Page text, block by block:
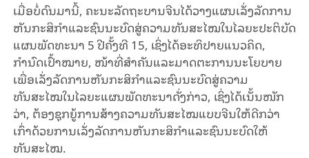
ເມື່ອບໍ່ດົນມານີ້, ຄະນະລັດຖະບານຈີນໄດ້ວາງແຜນເລັ່ງລັດການ
ຫັນກະສິກຳແລະຊົນນະບົດສູ່ຄວາມທັນສະໄໝໃນໄລຍະປະຕິບັດ
ແຜນພັດທະນາ 5 ປີຄັ້ງທີ 15, ເຊິ່ງໄດ້ອະທິປາຍແນວຄິດ,
ກຳນົດເປົ້າໝາຍ, ໜ້າທີ່ສຳຄັນແລະມາດຕະການນະໂຍບາຍ
ເພື່ອເລັ່ງລັດການຫັນກະສິກຳແລະຊົນນະບົດສູ່ຄວາມ
ທັນສະໄໝໃນໄລຍະແຜນພັດທະນາດັ່ງກ່າວ, ເຊິ່ງໄດ້ເນັ້ນໜັກ
ວ່າ, ຕ້ອງຊຸກຍູ້ການສ້າງຄວາມທັນສະໄໝແບບຈີນໃຫ້ດີກວ່າ
ເກົ່າດ້ວຍການເລັ່ງລັດການຫັນກະສິກຳແລະຊົນນະບົດໃຫ້
ທັນສະໄໝ.